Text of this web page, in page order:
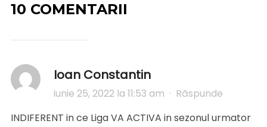
10 COMENTARII
Ioan Constantin
iunie 25, 2022 la 11:53 am · Răspunde
INDIFERENT in ce Liga VA ACTIVA in sezonul urmator